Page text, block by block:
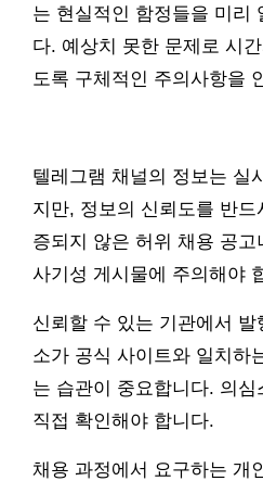
는 현실적인 함정들을 미리
다. 예상치 못한 문제로 시
도록 구체적인 주의사항을
텔레그램 채널의 정보는 실
지만, 정보의 신뢰도를 반
증되지 않은 허위 채용 공
사기성 게시물에 주의해야
신뢰할 수 있는 기관에서
소가 공식 사이트와 일치하
는 습관이 중요합니다. 의심
직접 확인해야 합니다.
채용 과정에서 요구하는 개